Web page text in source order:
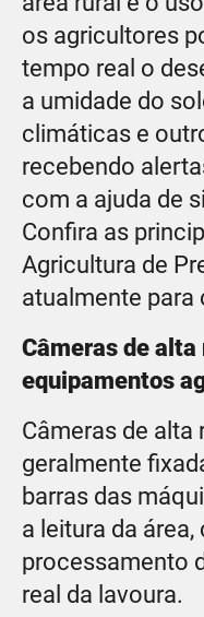
os agricultores
tempo real o
a umidade do
climáticas e
recebendo
com a ajuda de
Confira as
Agricultura de
atualmente para
Câmeras de
equipamentos
Câmeras de alta
geralmente
barras das
a leitura da
processamento
real da lavoura.